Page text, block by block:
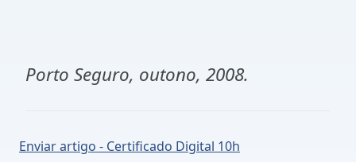
Porto Seguro, outono, 2008.
Enviar artigo - Certificado Digital 10h